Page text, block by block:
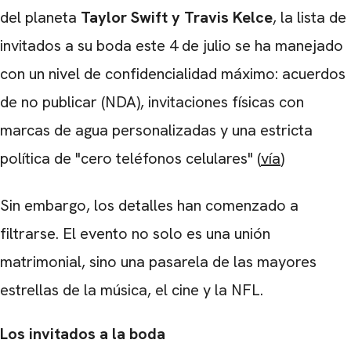
del planeta Taylor Swift y Travis Kelce, la lista de
invitados a su boda este 4 de julio se ha manejado
con un nivel de confidencialidad máximo: acuerdos
de no publicar (NDA), invitaciones físicas con
marcas de agua personalizadas y una estricta
política de "cero teléfonos celulares" (vía)
Sin embargo, los detalles han comenzado a
filtrarse. El evento no solo es una unión
matrimonial, sino una pasarela de las mayores
estrellas de la música, el cine y la NFL.
Los invitados a la boda